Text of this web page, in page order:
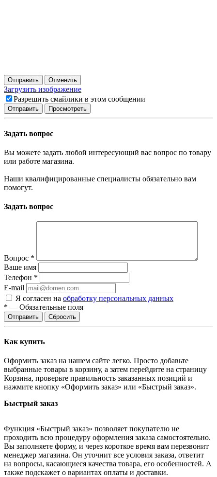
Отправить Отменить
Загрузить изображение
Разрешить смайлики в этом сообщении
Задать вопрос
Вы можете задать любой интересующий вас вопрос по товару
или работе магазина.
Наши квалифицированные специалисты обязательно вам
помогут.
Задать вопрос
Вопрос *
Ваше имя
Телефон *
E-mail
Я согласен на обработку персональных данных
* — Обязательные поля
Отправить Сбросить
Как купить
Оформить заказ на нашем сайте легко. Просто добавьте
выбранные товары в корзину, а затем перейдите на страницу
Корзина, проверьте правильность заказанных позиций и
нажмите кнопку «Оформить заказ» или «Быстрый заказ».
Быстрый заказ
Функция «Быстрый заказ» позволяет покупателю не
проходить всю процедуру оформления заказа самостоятельно.
Вы заполняете форму, и через короткое время вам перезвонит
менеджер магазина. Он уточнит все условия заказа, ответит
на вопросы, касающиеся качества товара, его особенностей. А
также подскажет о вариантах оплаты и доставки.